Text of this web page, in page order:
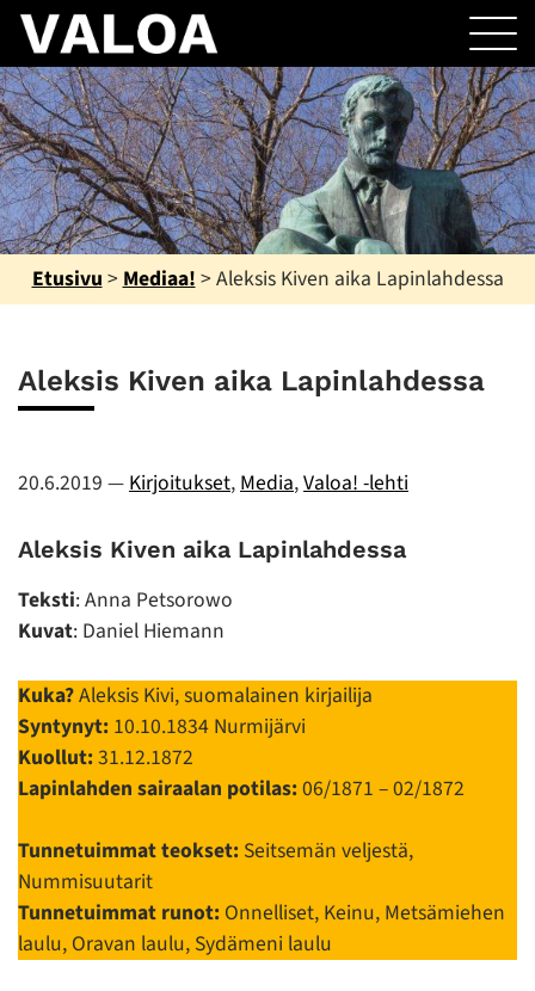
Etusivu > Mediaa! > Aleksis Kiven aika Lapinlahdessa
Aleksis Kiven aika Lapinlahdessa
20.6.2019 — Kirjoitukset, Media,Valoa! -lehti
Aleksis Kiven aika Lapinlahdessa
Teksti: Anna Petsorowo
Kuvat: Daniel Hiemann
Kuka?Aleksis Kivi, suomalainen kirjailija
Syntynyt: 10.10.1834 Nurmijärvi
Kuollut:31.12.1872
Lapinlahden sairaalan potilas:06/1871 – 02/1872
Tunnetuimmat teokset: Seitsemän veljestä,
Nummisuutarit
Tunnetuimmat runot: Onnelliset, Keinu, Metsämiehen
laulu, Oravan laulu, Sydämeni laulu